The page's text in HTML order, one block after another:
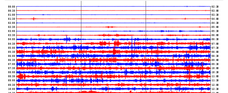
00:00
00:30
01:00
01:30
02:00
02:30
03:00
03:30
04:00
04:30
05:00
05:30
06:00
06:30
07:00
07:30
08:00
08:30
09:00
09:30
10:00
02:30
03:00
03:30
04:00
04:30
05:00
05:30
06:00
06:30
07:00
07:30
08:00
08:30
09:00
09:30
10:00
10:30
11:00
11:30
12:00
12:30